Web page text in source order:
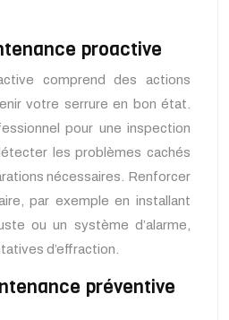
proactive
comprend des actions
votre serrure en bon état.
pour une inspection
les problèmes cachés
nécessaires. Renforcer
par exemple en installant
ou un système d’alarme,
d’effraction.
préventive